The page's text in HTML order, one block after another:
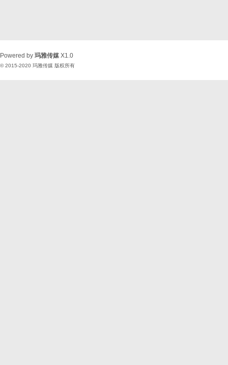
Powered by 玛雅传媒 X1.0
© 2015-2020 玛雅传媒 版权所有